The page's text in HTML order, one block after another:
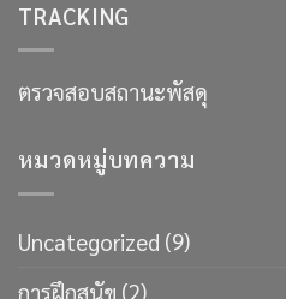
TRACKING
ตรวจสอบสถานะพัสดุ
หมวดหมู่บทความ
Uncategorized (9)
การฝึกสุนัข (2)